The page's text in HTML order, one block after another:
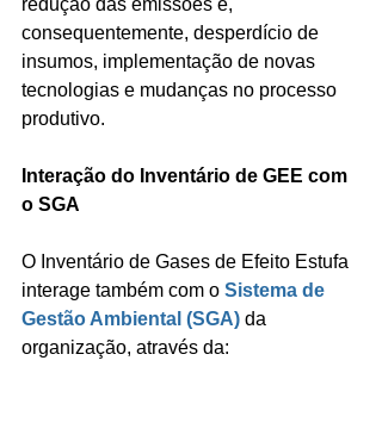
redução das emissões e,
consequentemente, desperdício de
insumos, implementação de novas
tecnologias e mudanças no processo
produtivo.
Interação do Inventário de GEE com
o SGA
O Inventário de Gases de Efeito Estufa
interage também com o Sistema de
Gestão Ambiental (SGA) da
organização, através da: